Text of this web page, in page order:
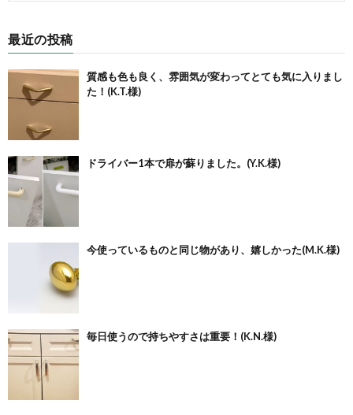
最近の投稿
質感も色も良く、雰囲気が変わってとても気に入りまし
た！(K.T.様)
ドライバー1本で扉が蘇りました。(Y.K.様)
今使っているものと同じ物があり、嬉しかった(M.K.様)
毎日使うので持ちやすさは重要！(K.N.様)